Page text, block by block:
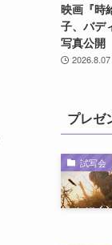
映画『時
子、バデ
写真公開
2026.8.07
プレゼ
試写会